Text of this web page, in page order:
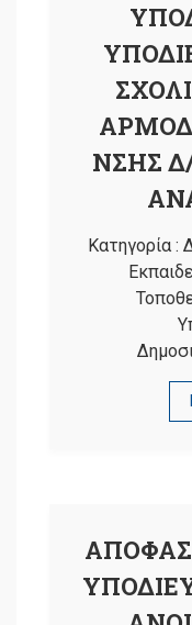
ΝΣΗΣ
Κατηγορία :